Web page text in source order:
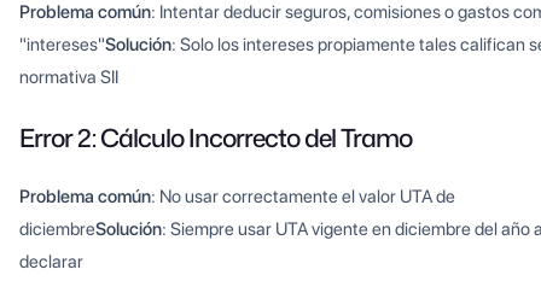
Problema común: Intentar deducir seguros, comisiones o gastos
"intereses"Solución: Solo los intereses propiamente tales califican
normativa SII
Error 2: Cálculo Incorrecto del Tramo
Problema común: No usar correctamente el valor UTA de
diciembreSolución: Siempre usar UTA vigente en diciembre del año
declarar